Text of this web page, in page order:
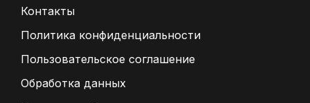
Контакты
Политика конфиденциальности
Пользовательское соглашение
Обработка данных